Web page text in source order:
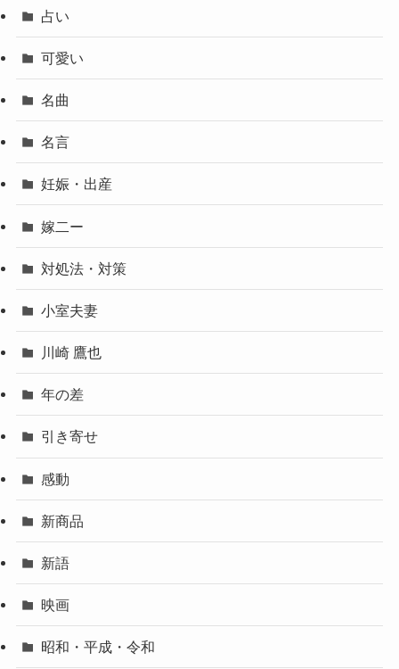
占い
可愛い
名曲
名言
妊娠・出産
嫁二ー
対処法・対策
小室夫妻
川崎 鷹也
年の差
引き寄せ
感動
新商品
新語
映画
昭和・平成・令和